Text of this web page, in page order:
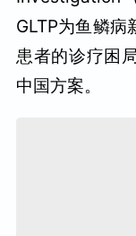
GLTP为鱼鳞病
患者的诊疗困
中国方案。